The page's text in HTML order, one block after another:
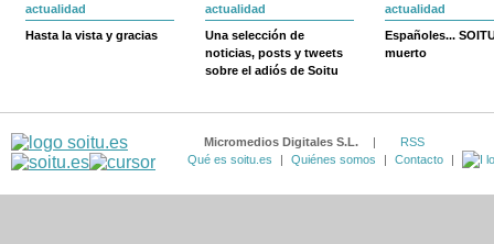
actualidad
Hasta la vista y gracias
actualidad
Una selección de
noticias, posts y tweets
sobre el adiós de Soitu
actualidad
Españoles...
muerto
Micromedios Digitales S.L. |
RSS
Qué es soitu.es
| Quiénes somos | Contacto |